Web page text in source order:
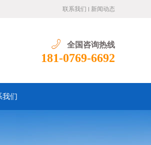
联系我们 新闻动态
全国咨询热线
181-0769-6692
我们